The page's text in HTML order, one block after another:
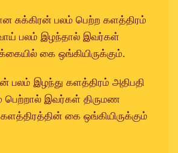
சுக்கிரன் பலம் பெற்ற களத்திரம்
பலம் இழந்தால் இவர்கள்
கை ஒங்கியிருக்கும்.
பலம் இழந்து களத்திரம் அதிபதி
பெற்றால் இவர்கள் திருமண
கை ஒங்கியிருக்கும்